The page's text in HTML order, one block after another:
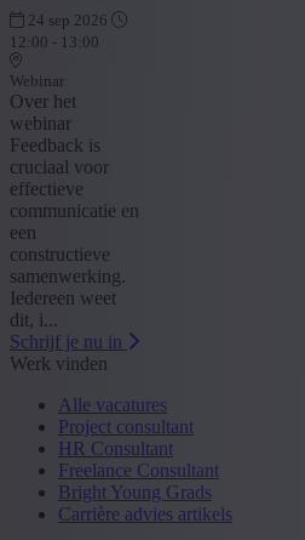
24 sep 2026
12:00 - 13:00
Webinar
Over het
webinar
Feedback is
cruciaal voor
effectieve
communicatie en
een
constructieve
samenwerking.
Iedereen weet
dit, i...
Schrijf je nu in
Werk vinden
Alle vacatures
Project consultant
HR Consultant
Freelance Consultant
Bright Young Grads
Carrière advies artikels